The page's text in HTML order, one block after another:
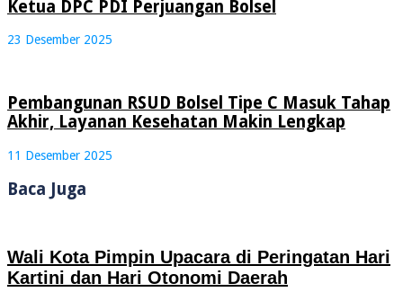
Ketua DPC PDI Perjuangan Bolsel
23 Desember 2025
Pembangunan RSUD Bolsel Tipe C Masuk Tahap
Akhir, Layanan Kesehatan Makin Lengkap
11 Desember 2025
Baca Juga
Wali Kota Pimpin Upacara di Peringatan Hari
Kartini dan Hari Otonomi Daerah